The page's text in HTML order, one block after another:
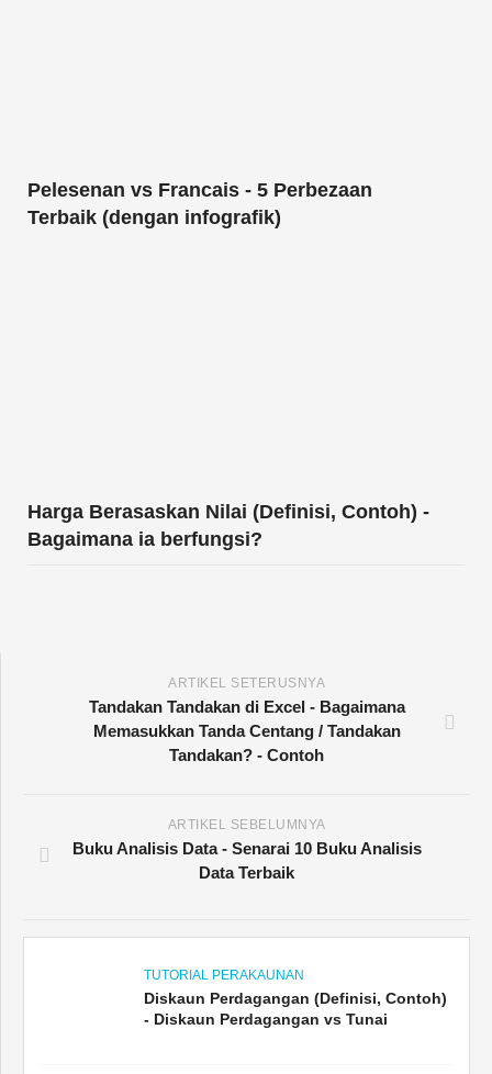
Pelesenan vs Francais - 5 Perbezaan
Terbaik (dengan infografik)
Harga Berasaskan Nilai (Definisi, Contoh) -
Bagaimana ia berfungsi?
ARTIKEL SETERUSNYA
Tandakan Tandakan di Excel - Bagaimana
Memasukkan Tanda Centang / Tandakan
Tandakan? - Contoh
ARTIKEL SEBELUMNYA
Buku Analisis Data - Senarai 10 Buku Analisis
Data Terbaik
TUTORIAL PERAKAUNAN
Diskaun Perdagangan (Definisi, Contoh)
- Diskaun Perdagangan vs Tunai